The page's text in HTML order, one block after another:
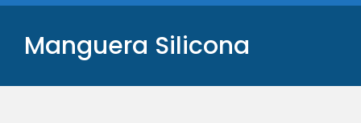
Buscar:
Manguera Silicona